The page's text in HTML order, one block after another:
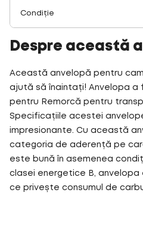
Condiție
Despre această
Această anvelopă pentru
ajută să înaintați! Anvelopa a
pentru Remorcă pentru
Specificațiile acestei
impresionante. Cu această
categoria de aderență pe
este bună în asemenea
clasei energetice B,
ce privește consumul de